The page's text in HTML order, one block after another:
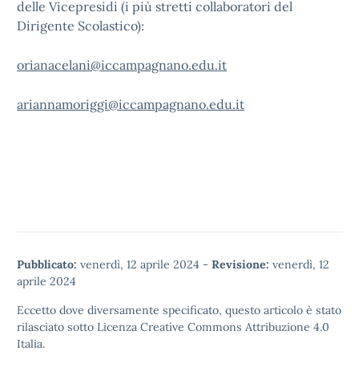
delle Vicepresidi (i più stretti collaboratori del
Dirigente Scolastico):
orianacelani@iccampagnano.edu.it
ariannamoriggi@iccampagnano.edu.it
Pubblicato: venerdì, 12 aprile 2024 - Revisione: venerdì, 12
aprile 2024
Eccetto dove diversamente specificato, questo articolo è stato
rilasciato sotto Licenza Creative Commons Attribuzione 4.0
Italia.